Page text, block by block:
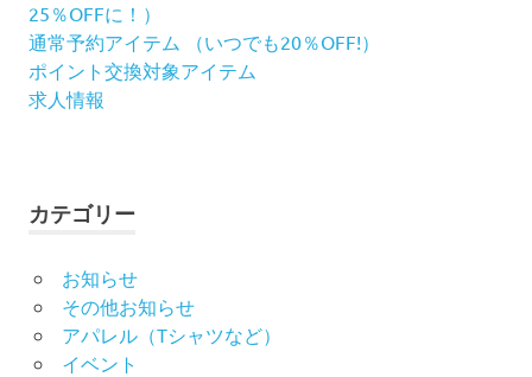
25％OFFに！）
通常予約アイテム （いつでも20％OFF!）
ポイント交換対象アイテム
求人情報
カテゴリー
お知らせ
その他お知らせ
アパレル（Tシャツなど）
イベント